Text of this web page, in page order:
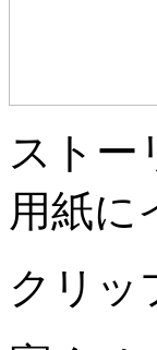
ストー
用紙に
クリッ